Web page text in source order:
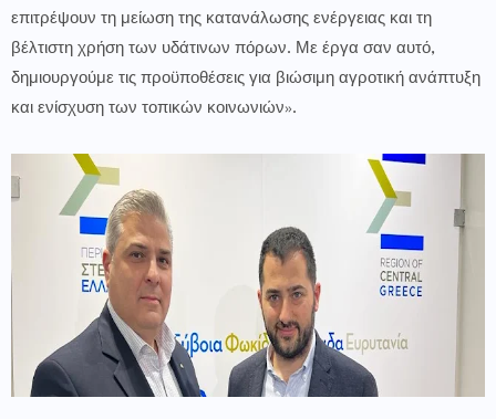
επιτρέψουν τη μείωση της κατανάλωσης ενέργειας και τη
βέλτιστη χρήση των υδάτινων πόρων. Με έργα σαν αυτό,
δημιουργούμε τις προϋποθέσεις για βιώσιμη αγροτική ανάπτυξη
και ενίσχυση των τοπικών κοινωνιών».